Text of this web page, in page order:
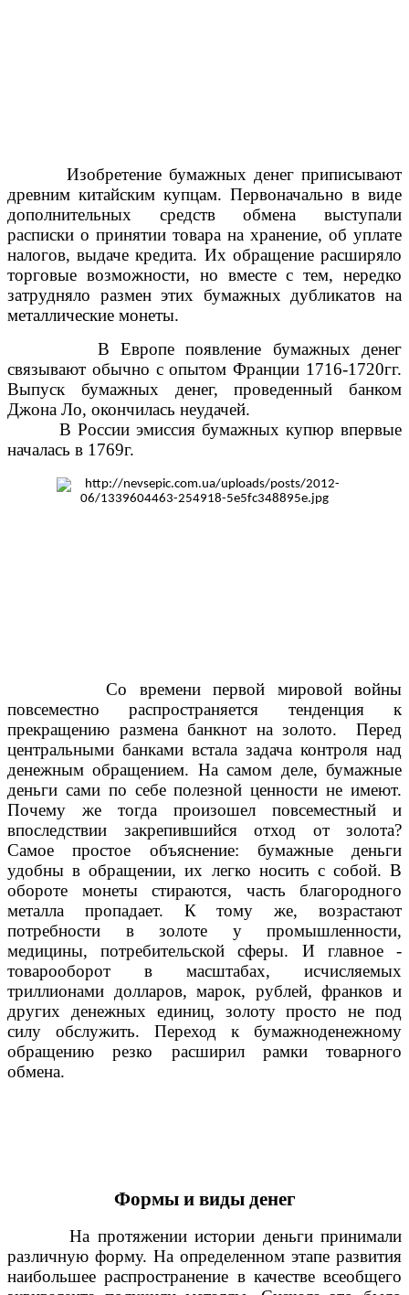
Изобретение бумажных денег приписывают
древним китайским купцам. Первоначально в виде
дополнительных средств обмена выступали
расписки о принятии товара на хранение, об уплате
налогов, выдаче кредита. Их обращение расширяло
торговые возможности, но вместе с тем, нередко
затрудняло размен этих бумажных дубликатов на
металлические монеты.
В Европе появление бумажных денег
связывают обычно с опытом Франции 1716-1720гг.
Выпуск бумажных денег, проведенный банком
Джона Ло, окончилась неудачей.
В России эмиссия бумажных купюр впервые
началась в 1769г.
Со времени первой мировой войны
повсеместно распространяется тенденция к
прекращению размена банкнот на золото. Перед
центральными банками встала задача контроля над
денежным обращением. На самом деле, бумажные
деньги сами по себе полезной ценности не имеют.
Почему же тогда произошел повсеместный и
впоследствии закрепившийся отход от золота?
Самое простое объяснение: бумажные деньги
удобны в обращении, их легко носить с собой. В
обороте монеты стираются, часть благородного
металла пропадает. К тому же, возрастают
потребности в золоте у промышленности,
медицины, потребительской сферы. И главное -
товарооборот в масштабах, исчисляемых
триллионами долларов, марок, рублей, франков и
других денежных единиц, золоту просто не под
силу обслужить. Переход к бумажноденежному
обращению резко расширил рамки товарного
обмена.
Формы и виды денег
На протяжении истории деньги принимали
различную форму. На определенном этапе развития
наибольшее распространение в качестве всеобщего